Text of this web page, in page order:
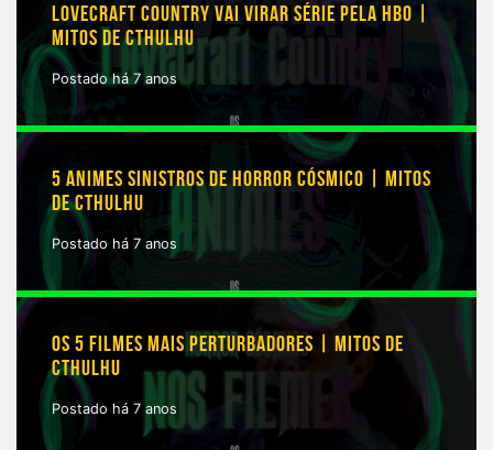
LOVECRAFT COUNTRY VAI VIRAR SÉRIE PELA HBO |
MITOS DE CTHULHU
Postado há 7 anos
5 ANIMES SINISTROS DE HORROR CÓSMICO | MITOS
DE CTHULHU
Postado há 7 anos
OS 5 FILMES MAIS PERTURBADORES | MITOS DE
CTHULHU
Postado há 7 anos